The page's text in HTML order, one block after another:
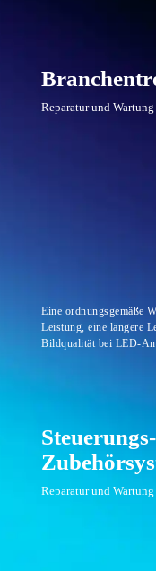
Reparatur und Wartung
Eine ordnungsgemäße
Leistung, eine längere
Bildqualität bei LED-
Reparatur und Wartung